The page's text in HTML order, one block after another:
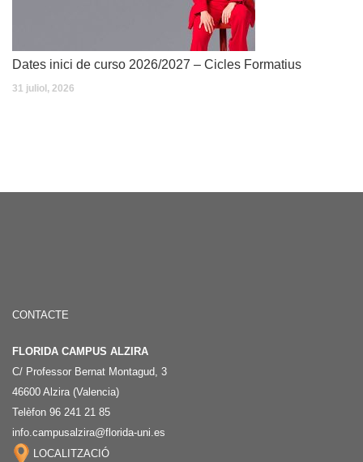
Dates inici de curso 2026/2027 – Cicles Formatius
31 juliol, 2026
CONTACTE
FLORIDA CAMPUS ALZIRA
C/ Professor Bernat Montagud, 3
46600 Alzira (Valencia)
Telèfon 96 241 21 85
info.campusalzira@florida-uni.es
LOCALITZACIÓ